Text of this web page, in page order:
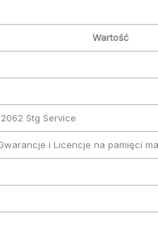
Wartość
Stg Service
i Licencje na pamięci